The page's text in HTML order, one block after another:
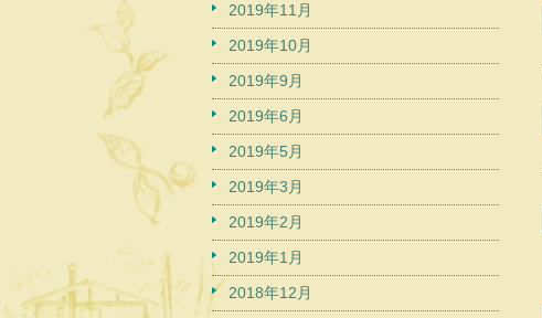
2019年11月
2019年10月
2019年9月
2019年6月
2019年5月
2019年3月
2019年2月
2019年1月
2018年12月